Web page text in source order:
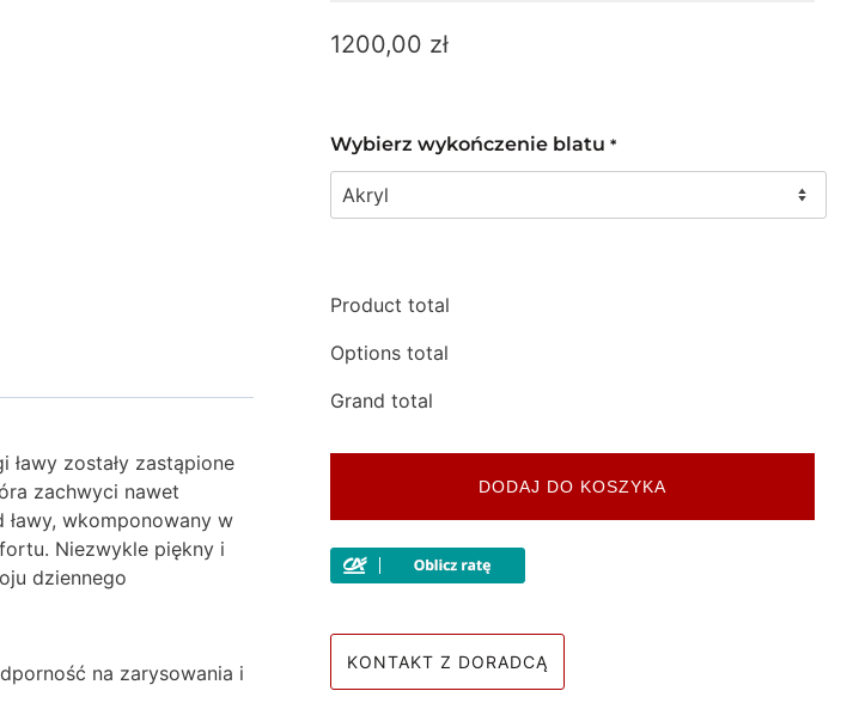
zostały zastąpione
zachwyci nawet
wkomponowany w
Niezwykle piękny i
dziennego
na zarysowania i
1200,00 zł
Wybierz wykończenie blatu *
Product total
Options total
Grand total
DODAJ DO KOSZYKA
KONTAKT Z DORADCĄ